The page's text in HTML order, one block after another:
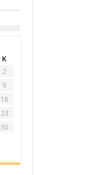
Κ
2
9
16
23
30